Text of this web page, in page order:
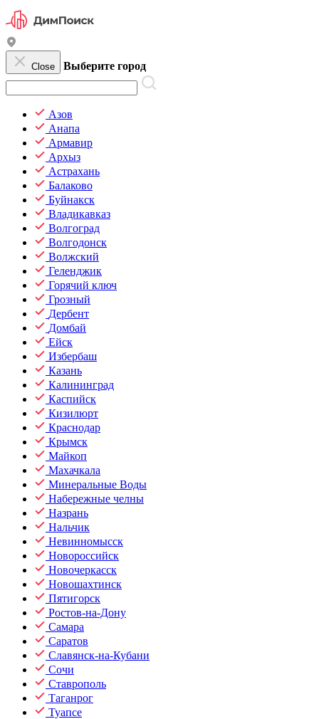
Close Выберите город
Азов
Анапа
Армавир
Архыз
Астрахань
Балаково
Буйнакск
Владикавказ
Волгоград
Волгодонск
Волжский
Геленджик
Горячий ключ
Грозный
Дербент
Домбай
Ейск
Избербаш
Казань
Калининград
Каспийск
Кизилюрт
Краснодар
Крымск
Майкоп
Махачкала
Минеральные Воды
Набережные челны
Назрань
Нальчик
Невинномысск
Новороссийск
Новочеркасск
Новошахтинск
Пятигорск
Ростов-на-Дону
Самара
Саратов
Славянск-на-Кубани
Сочи
Ставрополь
Таганрог
Туапсе